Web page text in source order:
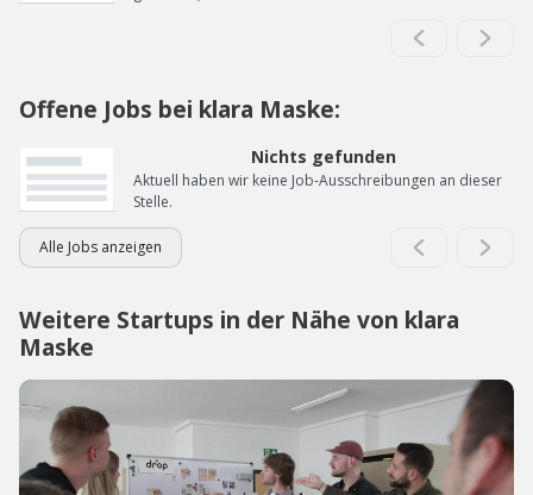
Offene Jobs bei klara Maske:
Nichts gefunden
Aktuell haben wir keine Job-Ausschreibungen an dieser
Stelle.
Alle Jobs anzeigen
Weitere Startups in der Nähe von klara
Maske